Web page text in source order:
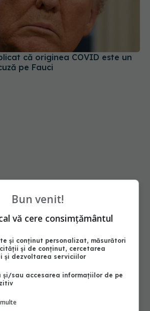
că originea COVID este un
pe Fauci
Bun venit!
vă cere consimțământul
și conținut personalizat, măsurători
și de conținut, cercetarea
și dezvoltarea serviciilor
și/sau accesarea informațiilor de pe